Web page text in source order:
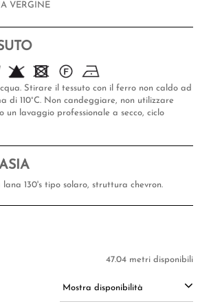
VERGINE
Stirare il tessuto con il ferro non caldo ad
di 110°C. Non candeggiare, non utilizzare
un lavaggio professionale a secco, ciclo
130's tipo solaro, struttura chevron.
47.04 metri disponibili
Mostra disponibilità